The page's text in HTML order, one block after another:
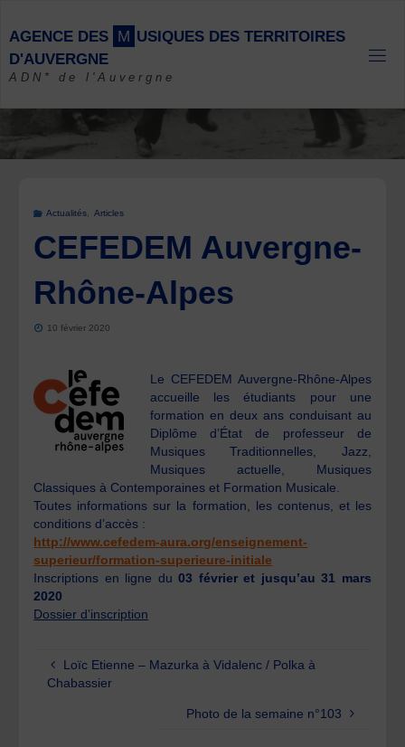
content
AGENCE DES M USIQUES DES TERRITOIRES
D'AUVERGNE
ADN* de l'Auvergne
Actualités Articles
CEFEDEM Auvergne-
Rhône-Alpes
10 février 2020
Le CEFEDEM Auvergne-Rhône-Alpes
accueille les étudiants pour une
formation en deux ans conduisant au
Diplôme d’État de professeur de
Musiques Traditionnelles, Jazz,
Musiques actuelle, Musiques
Classiques à Contemporaines et Formation Musicale.
Toutes informations sur la formation, les contenus, et les
conditions d’accès :
http://www.cefedem-aura.org/enseignement-
superieur/formation-superieure-initiale
Inscriptions en ligne du 03 février et jusqu’au 31 mars
2020
Dossier d’inscription
Loïc Etienne – Mazurka à Vidalenc / Polka à
Chabassier
Photo de la semaine n°103